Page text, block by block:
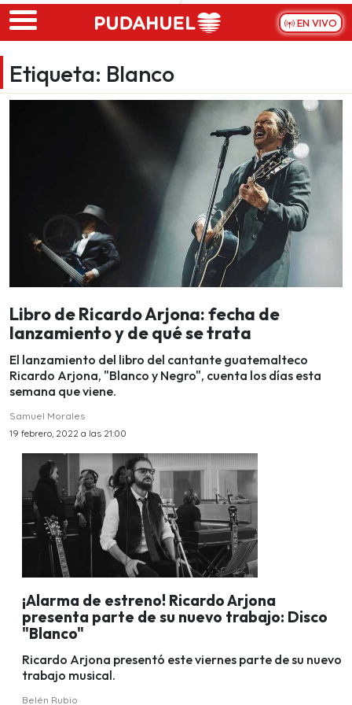
Skip to main content
EN VIVO
Etiqueta: Blanco
Libro de Ricardo Arjona: fecha de
lanzamiento y de qué se trata
El lanzamiento del libro del cantante guatemalteco
Ricardo Arjona, "Blanco y Negro", cuenta los días esta
semana que viene.
Samuel Morales
19 febrero, 2022 a las 21:00
¡Alarma de estreno! Ricardo Arjona
presenta parte de su nuevo trabajo: Disco
"Blanco"
Ricardo Arjona presentó este viernes parte de su nuevo
trabajo musical.
Belén Rubio